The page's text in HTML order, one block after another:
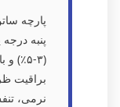
پارچه
(۳-۵٪) و بافت ساتن تولید شده است.
براقیت
نرمی،